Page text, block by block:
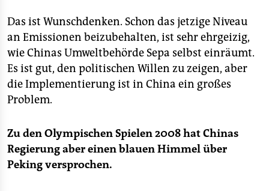
Das ist Wunschdenken. Schon das jetzige Niveau
an Emissionen beizubehalten, ist sehr ehrgeizig,
wie Chinas Umweltbehörde Sepa selbst einräumt.
Es ist gut, den politischen Willen zu zeigen, aber
die Implementierung ist in China ein großes
Problem.
Zu den Olympischen Spielen 2008 hat Chinas
Regierung aber einen blauen Himmel über
Peking versprochen.